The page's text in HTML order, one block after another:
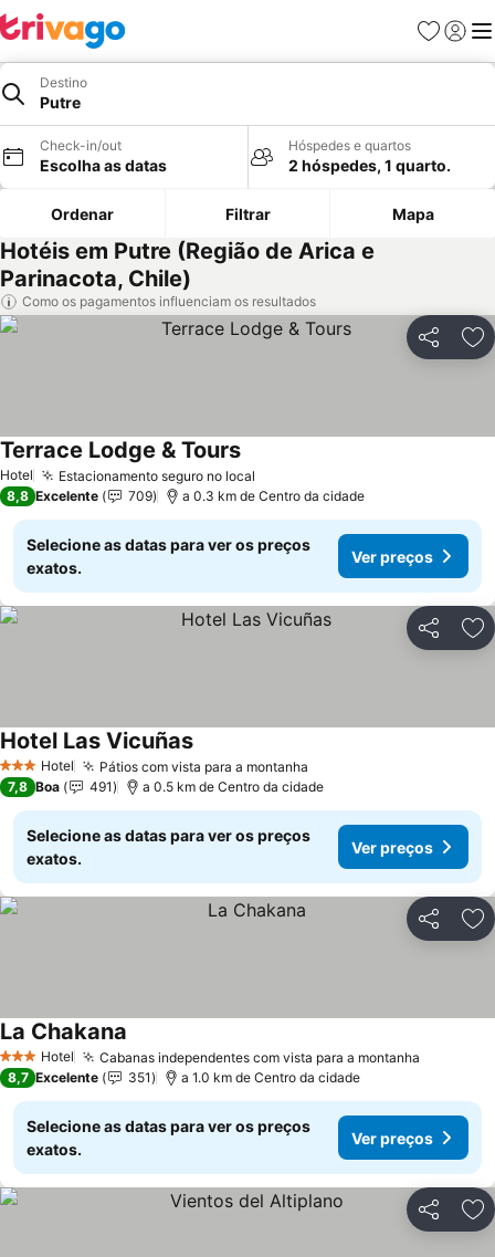
Favoritos
Iniciar
Destino
Putre
Check-in/out
Escolha as datas
Hóspedes e quartos
2 hóspedes, 1 quarto.
Ordenar Filtrar Mapa
Hotéis em Putre (Região de Arica e
Parinacota, Chile)
Como os pagamentos influenciam os resultados
Partilhar
Hotel Estacionamento seguro no local
Terrace Lodge & ToursVer preços
8,8 Excelente 709 a 0.3 km de Centro da cidade
Selecione as datas para ver os preços
exatos.
Ver preços
Partilhar
3 EstrelasHotel Pátios com vista para a montanha
Hotel Las VicuñasVer preços
7,8 Boa 491 a 0.5 km de Centro da cidade
Selecione as datas para ver os preços
exatos.
Ver preços
Partilhar
3 EstrelasHotel Cabanas independentes com vista para a montanha
La Chakana
8,7 Excelente 351 a 1.0 km de Centro da cidade
Selecione as datas para ver os preços
exatos.
Ver preços
Partilhar